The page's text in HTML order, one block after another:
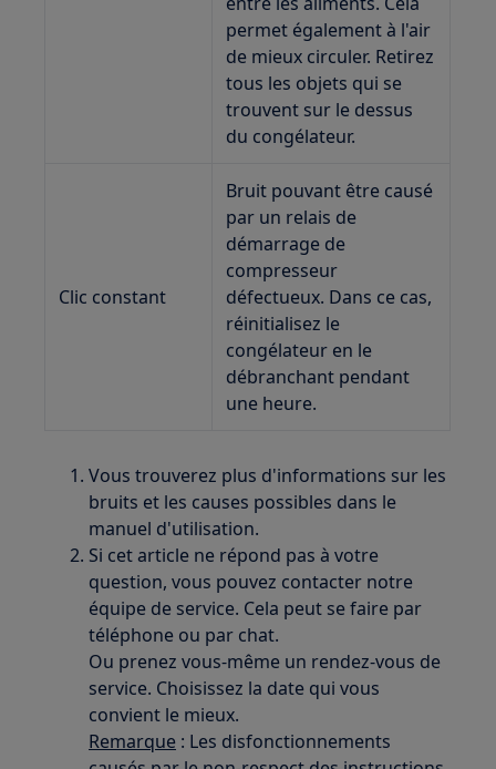
permet également à l'air
de mieux circuler. Retirez
tous les objets qui se
trouvent sur le dessus
du congélateur.
Clic constant
Bruit pouvant être causé
par un relais de
démarrage de
compresseur
défectueux. Dans ce cas,
réinitialisez le
congélateur en le
débranchant pendant
une heure.
Vous trouverez plus d'informations sur les
bruits et les causes possibles dans le
manuel d'utilisation.
Si cet article ne répond pas à votre
question, vous pouvez contacter notre
équipe de service. Cela peut se faire par
téléphone ou par chat.
Ou prenez vous-même un rendez-vous de
service. Choisissez la date qui vous
convient le mieux.
Remarque : Les disfonctionnements